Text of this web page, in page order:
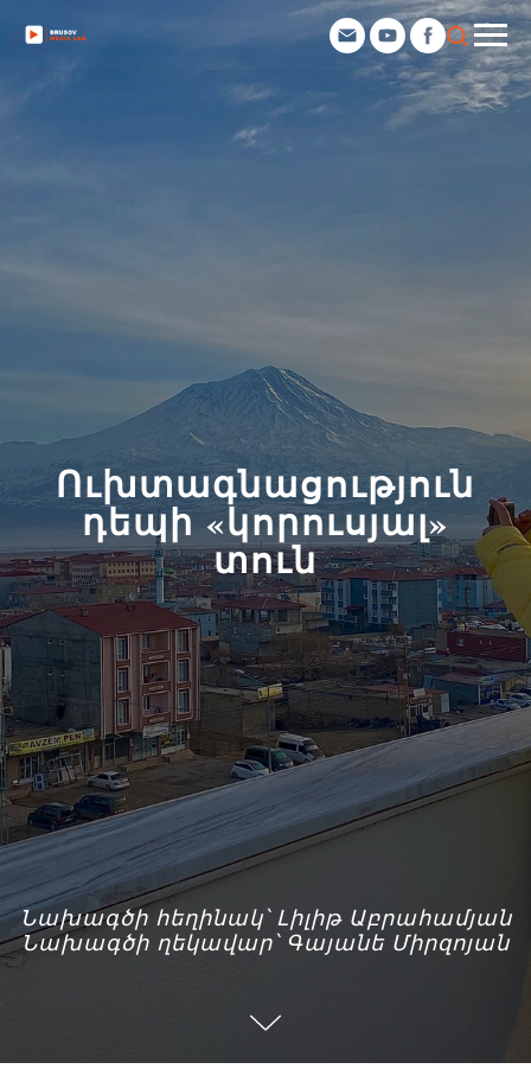
Ուխտագնացություն
դեպի «կորուսյալ»
տուն
Նախագծի հեղինակ՝ Լիլիթ Աբրահամյան
Նախագծի ղեկավար՝ Գայանե Միրզոյան